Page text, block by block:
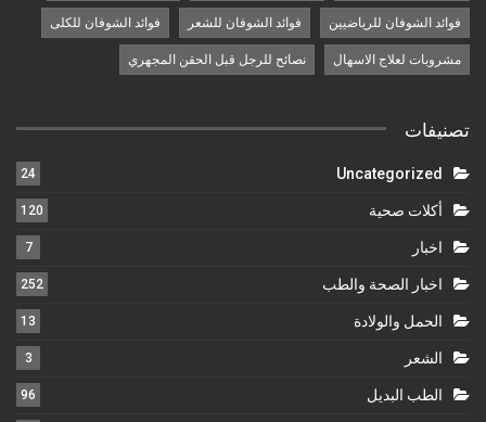
فوائد الشوفان للرياضيين فوائد الشوفان للشعر فوائد الشوفان للكلى
مشروبات لعلاج الاسهال نصائح للرجل قبل الحقن المجهري
تصنيفات
Uncategorized
24
أكلات صحية 120
اخبار 7
اخبار الصحة والطب 252
الحمل والولادة 13
الشعر 3
الطب البديل 96